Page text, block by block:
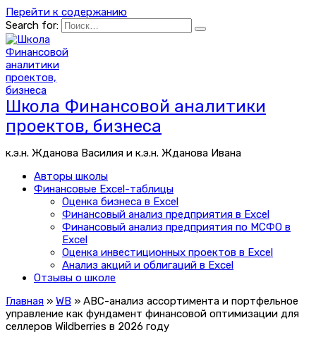
Перейти к содержанию
Search for:
Школа Финансовой аналитики
проектов, бизнеса
к.э.н. Жданова Василия и к.э.н. Жданова Ивана
Авторы школы
Финансовые Excel-таблицы
Оценка бизнеса в Excel
Финансовый анализ предприятия в Excel
Финансовый анализ предприятия по МСФО в
Excel
Оценка инвестиционных проектов в Excel
Анализ акций и облигаций в Excel
Отзывы о школе
Главная » WB » ABC-анализ ассортимента и портфельное
управление как фундамент финансовой оптимизации для
селлеров Wildberries в 2026 году